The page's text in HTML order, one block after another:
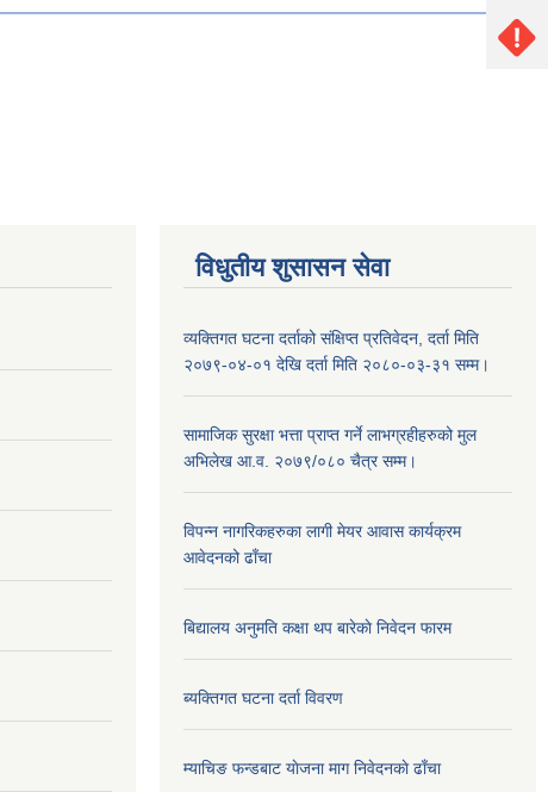
विधुतीय शुसासन सेवा
व्यक्तिगत घटना दर्ताको संक्षिप्त प्रतिवेदन, दर्ता मिति
२०७९-०४-०१ देखि दर्ता मिति २०८०-०३-३१ सम्म।
सामाजिक सुरक्षा भत्ता प्राप्त गर्ने लाभग्रहीहरुको मुल
अभिलेख आ.व. २०७९/०८० चैत्र सम्म।
विपन्न नागरिकहरुका लागी मेयर आवास कार्यक्रम
आवेदनको ढाँचा
बिद्यालय अनुमति कक्षा थप बारेकाे निवेदन फारम
ब्यक्तिगत घटना दर्ता विवरण
म्याचिङ फन्डबाट याेजना माग निवेदनकाे ढाँचा